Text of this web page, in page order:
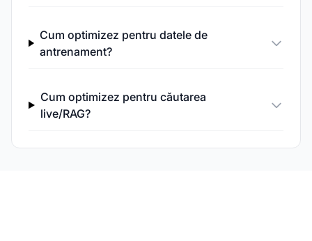
Cum optimizez pentru datele de
antrenament?
Cum optimizez pentru căutarea
live/RAG?